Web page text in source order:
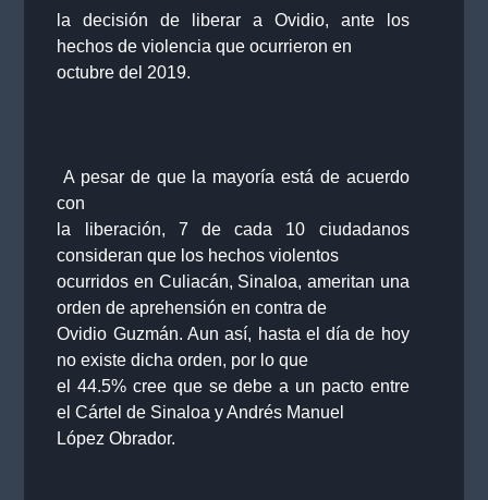
la decisión de liberar a Ovidio, ante los
hechos de violencia que ocurrieron en
octubre del 2019.
A pesar de que la mayoría está de acuerdo
con
la liberación, 7 de cada 10 ciudadanos
consideran que los hechos violentos
ocurridos en Culiacán, Sinaloa, ameritan una
orden de aprehensión en contra de
Ovidio Guzmán. Aun así, hasta el día de hoy
no existe dicha orden, por lo que
el 44.5% cree que se debe a un pacto entre
el Cártel de Sinaloa y Andrés Manuel
López Obrador.